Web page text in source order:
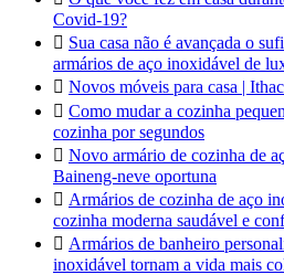
Covid-19?
 Sua casa não é avançada o
armários de aço inoxidável de
 Novos móveis para casa |
 Como mudar a cozinha
cozinha por segundos
 Novo armário de cozinha de
Baineng-neve oportuna
 Armários de cozinha de aço
cozinha moderna saudável e
 Armários de banheiro
inoxidável tornam a vida mais